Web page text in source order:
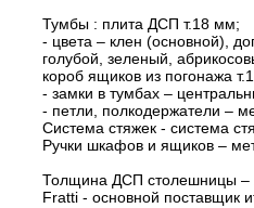
Тумбы : плита ДСП т.18 мм;
- цвета – клен (основной),
голубой, зеленый,
короб ящиков из погонажа
- замки в тумбах –
- петли, полкодержатели –
Система стяжек - система
Ручки шкафов и ящиков –
Толщина ДСП столешницы
Fratti - основной поставщик